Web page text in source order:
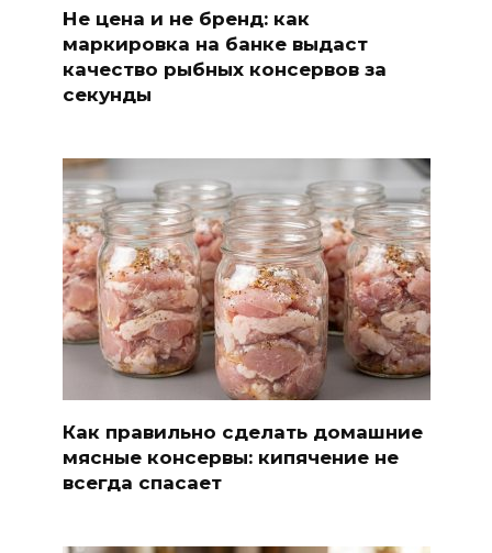
Не цена и не бренд: как
маркировка на банке выдаст
качество рыбных консервов за
секунды
Как правильно сделать домашние
мясные консервы: кипячение не
всегда спасает